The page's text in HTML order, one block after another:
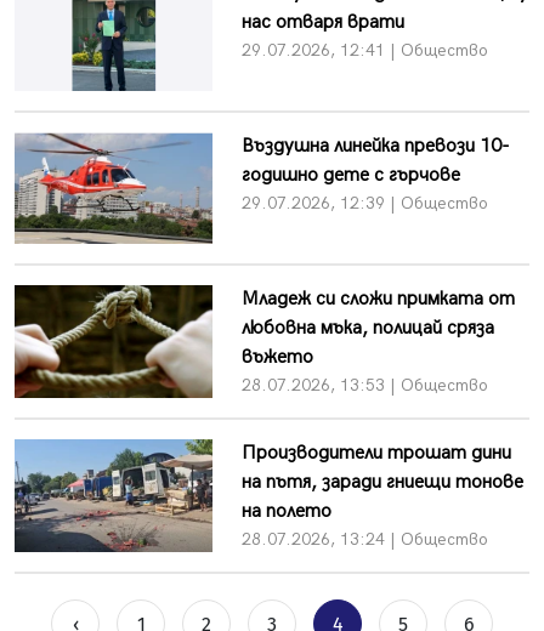
нас отваря врати
29.07.2026, 12:41 | Общество
Въздушна линейка превози 10-
годишно дете с гърчове
29.07.2026, 12:39 | Общество
Младеж си сложи примката от
любовна мъка, полицай сряза
въжето
28.07.2026, 13:53 | Общество
Производители трошат дини
на пътя, заради гниещи тонове
на полето
28.07.2026, 13:24 | Общество
‹ 1 2 3 4 5 6